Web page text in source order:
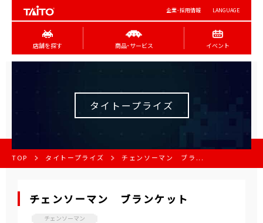
企業･採用情報 LANGUAGE
店舗を探す 商品･サービス イベント
タイトープライズ
TOP タイトープライズ チェンソーマン ブラ...
チェンソーマン ブランケット
チェンソーマン